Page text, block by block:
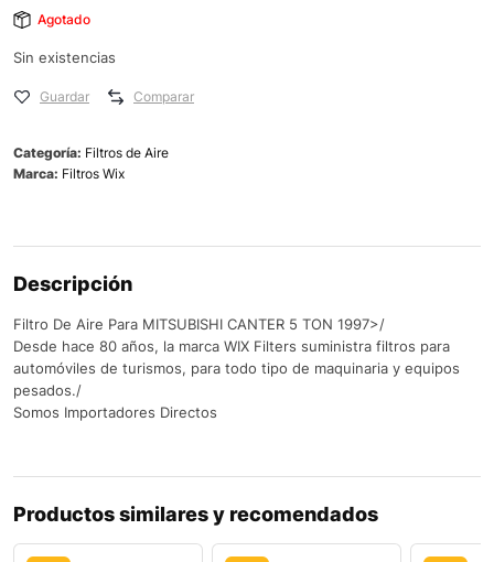
Agotado
Sin existencias
Guardar Comparar
Categoría: Filtros de Aire
Marca: Filtros Wix
Descripción
Filtro De Aire Para MITSUBISHI CANTER 5 TON 1997>/
Desde hace 80 años, la marca WIX Filters suministra filtros para
automóviles de turismos, para todo tipo de maquinaria y equipos
pesados./
Somos Importadores Directos
Productos similares y recomendados